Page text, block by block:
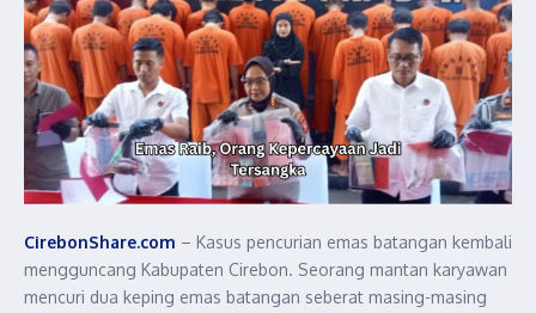
CirebonShare.com – Kasus pencurian emas batangan kembali
mengguncang Kabupaten Cirebon. Seorang mantan karyawan
mencuri dua keping emas batangan seberat masing-masing